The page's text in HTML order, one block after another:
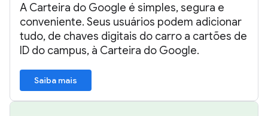
A Carteira do Google é simples, segura e
conveniente. Seus usuários podem adicionar
tudo, de chaves digitais do carro a cartões de
ID do campus, à Carteira do Google.
Saiba mais